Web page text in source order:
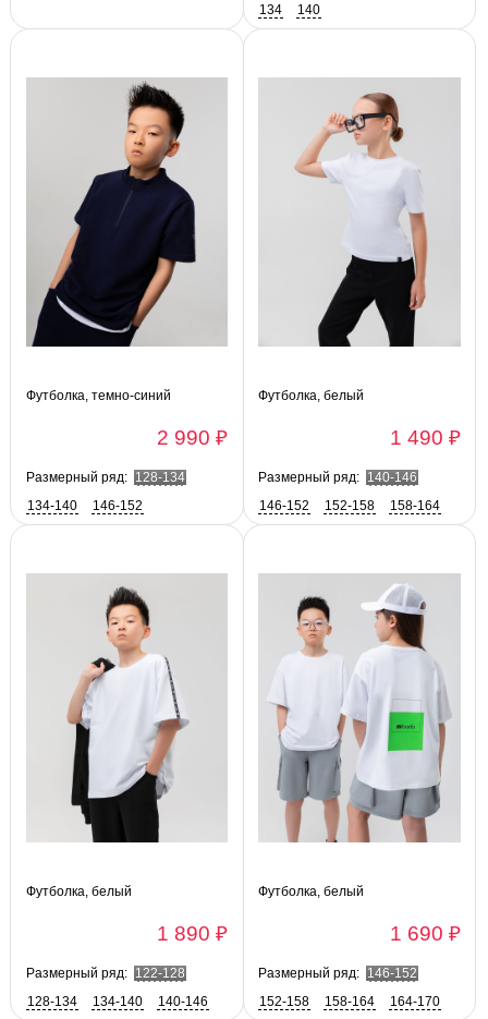
134
140
Футболка, темно-синий
2 990 ₽
Размерный ряд:
128-134
134-140
146-152
Футболка, белый
1 490 ₽
Размерный ряд: 140-146
146-152
152-158
158-164
Футболка, белый
1 890 ₽
Размерный ряд:
122-128
128-134
134-140 140-146
Футболка, белый
1 690 ₽
Размерный ряд: 146-152
152-158
158-164 164-170